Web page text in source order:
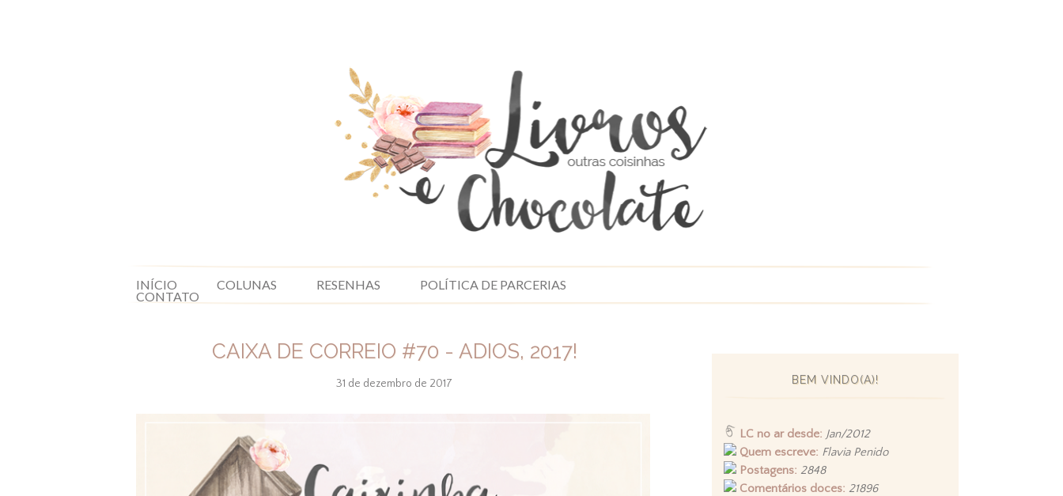
INÍCIO COLUNAS RESENHAS POLÍTICA DE PARCERIAS
CONTATO
CAIXA DE CORREIO #70 - ADIOS, 2017!
31 de dezembro de 2017 BEM VINDO(A)!
LC no ar desde: Jan/2012
Quem escreve: Flavia Penido
Postagens: 2848
Comentários doces: 21896